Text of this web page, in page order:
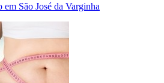
em São José da Varginha